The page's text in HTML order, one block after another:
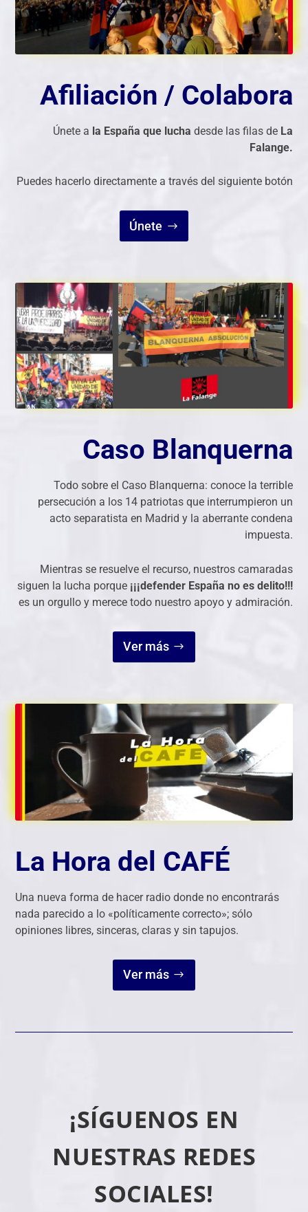
Afiliación / Colabora
Únete a la España que lucha desde las filas de La
Falange.
Puedes hacerlo directamente a través del siguiente botón
Únete
Caso Blanquerna
Todo sobre el Caso Blanquerna: conoce la terrible
persecución a los 14 patriotas que interrumpieron un
acto separatista en Madrid y la aberrante condena
impuesta.
Mientras se resuelve el recurso, nuestros camaradas
siguen la lucha porque ¡¡¡defender España no es delito!!!
es un orgullo y merece todo nuestro apoyo y admiración.
Ver más
La Hora del CAFÉ
Una nueva forma de hacer radio donde no encontrarás
nada parecido a lo «políticamente correcto»; sólo
opiniones libres, sinceras, claras y sin tapujos.
Ver más
¡SÍGUENOS EN
NUESTRAS REDES
SOCIALES!